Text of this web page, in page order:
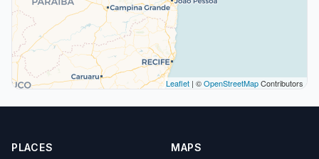
Leaflet | ©OpenStreetMapContributors
PLACES MAPS